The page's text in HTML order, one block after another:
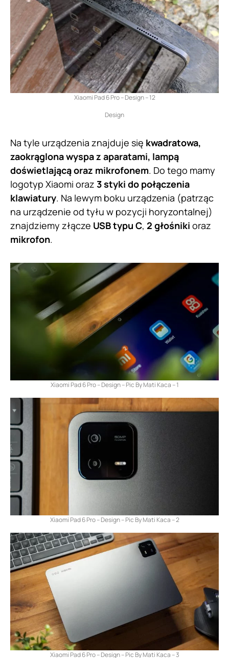
Xiaomi Pad 6 Pro – Design – 12
Design
Na tyle urządzenia znajduje się kwadratowa,
zaokrąglona wyspa z aparatami, lampą
doświetlającą oraz mikrofonem. Do tego mamy
logotyp Xiaomi oraz 3 styki do połączenia
klawiatury. Na lewym boku urządzenia (patrząc
na urządzenie od tyłu w pozycji horyzontalnej)
znajdziemy złącze USB typu C, 2 głośniki oraz
mikrofon.
Xiaomi Pad 6 Pro – Design – Pic By Mati Kaca – 1
Xiaomi Pad 6 Pro – Design – Pic By Mati Kaca – 2
Xiaomi Pad 6 Pro – Design – Pic By Mati Kaca – 3